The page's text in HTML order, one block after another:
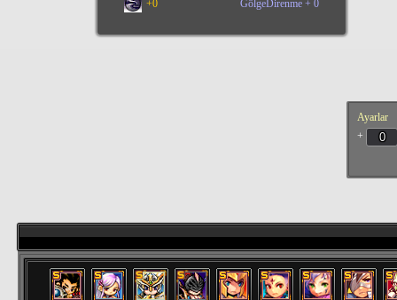
+0 GölgeDirenme + 0
Ayarlar
+